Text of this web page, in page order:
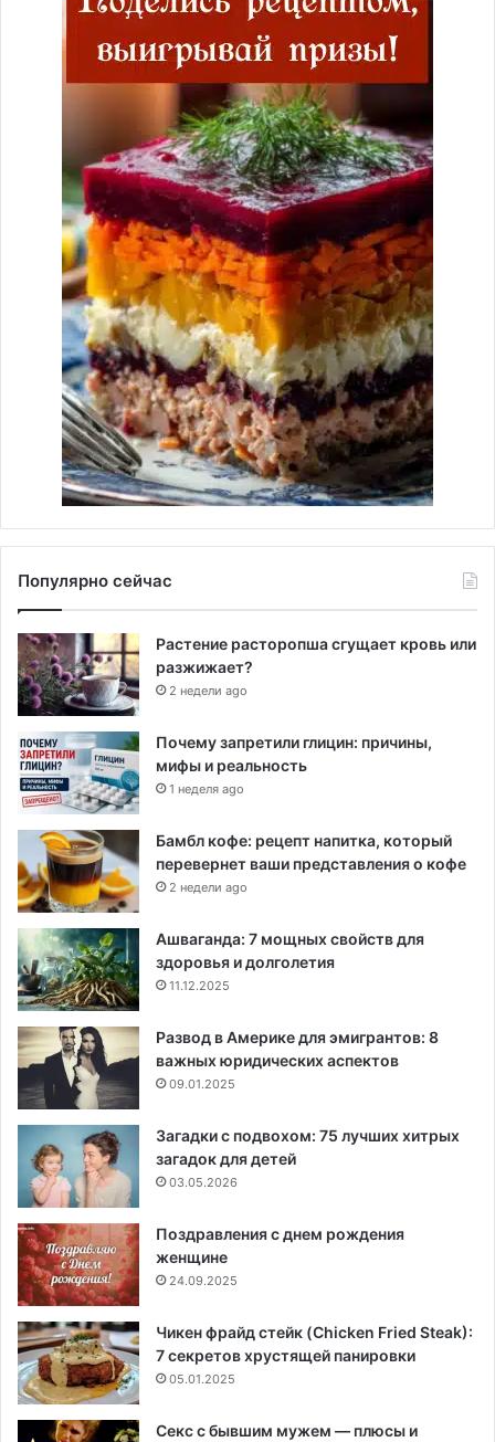
Популярно сейчас
Растение расторопша сгущает кровь или
разжижает?
2 недели ago
Почему запретили глицин: причины,
мифы и реальность
1 неделя ago
Бамбл кофе: рецепт напитка, который
перевернет ваши представления о кофе
2 недели ago
Ашваганда: 7 мощных свойств для
здоровья и долголетия
11.12.2025
Развод в Америке для эмигрантов: 8
важных юридических аспектов
09.01.2025
Загадки с подвохом: 75 лучших хитрых
загадок для детей
03.05.2026
Поздравления с днем рождения
женщине
24.09.2025
Чикен фрайд стейк (Chicken Fried Steak):
7 секретов хрустящей панировки
05.01.2025
Секс с бывшим мужем — плюсы и